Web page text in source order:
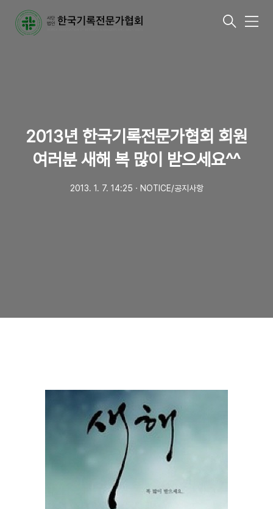
메
2013년 한국기록전문가협회 회원
여러분 새해 복 많이 받으세요^^
2013. 1. 7. 14:25 ㆍ NOTICE/공지사항